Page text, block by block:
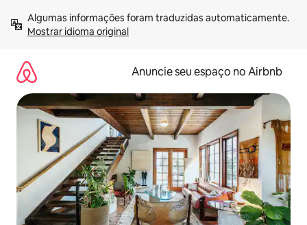
para
Mostrar idioma original
Anuncie seu espaço no Airbnb